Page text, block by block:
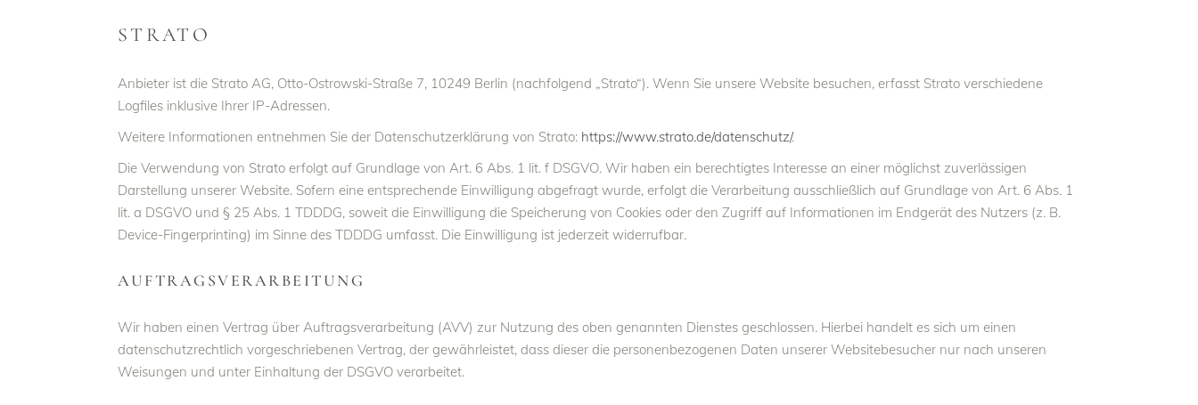
STRATO
Anbieter ist die Strato AG, Otto-Ostrowski-Straße 7, 10249 Berlin (nachfolgend „Strato“). Wenn Sie unsere Website besuchen, erfasst Strato verschiedene
Logfiles inklusive Ihrer IP-Adressen.
Weitere Informationen entnehmen Sie der Datenschutzerklärung von Strato: https://www.strato.de/datenschutz/.
Die Verwendung von Strato erfolgt auf Grundlage von Art. 6 Abs. 1 lit. f DSGVO. Wir haben ein berechtigtes Interesse an einer möglichst zuverlässigen
Darstellung unserer Website. Sofern eine entsprechende Einwilligung abgefragt wurde, erfolgt die Verarbeitung ausschließlich auf Grundlage von Art. 6 Abs. 1
lit. a DSGVO und § 25 Abs. 1 TDDDG, soweit die Einwilligung die Speicherung von Cookies oder den Zugriff auf Informationen im Endgerät des Nutzers (z. B.
Device-Fingerprinting) im Sinne des TDDDG umfasst. Die Einwilligung ist jederzeit widerrufbar.
AUFTRAGSVERARBEITUNG
Wir haben einen Vertrag über Auftragsverarbeitung (AVV) zur Nutzung des oben genannten Dienstes geschlossen. Hierbei handelt es sich um einen
datenschutzrechtlich vorgeschriebenen Vertrag, der gewährleistet, dass dieser die personenbezogenen Daten unserer Websitebesucher nur nach unseren
Weisungen und unter Einhaltung der DSGVO verarbeitet.